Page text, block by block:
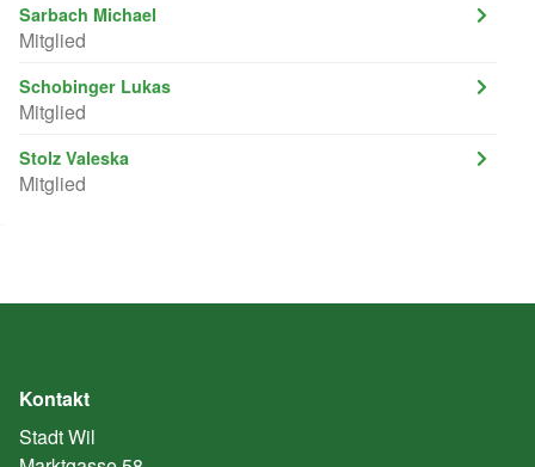
Sarbach Michael
Mitglied
Schobinger Lukas
Mitglied
Stolz Valeska
Mitglied
Kontakt
Stadt Wil